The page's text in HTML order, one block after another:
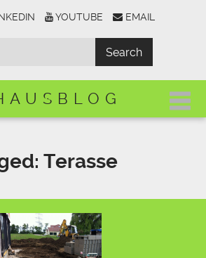
YOUTUBE EMAIL
Terasse